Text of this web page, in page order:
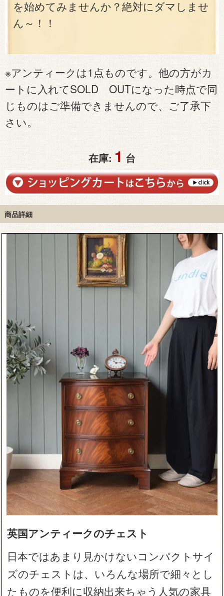
を始めてみませんか？絶対にダマしませ
ん～！！
※アンティークは1点ものです。他の方がカ
ートに入れてSOLD OUTになった時点で同
じものはご準備できませんので、ご了承下
さい。
在庫: 1 台
商品詳細
英国アンティークのチェスト
日本ではあまり見かけないコンパクトサイ
ズのチェストは、いろんな場所で細々とし
たものを便利に収納出来ちゃう人気の家具